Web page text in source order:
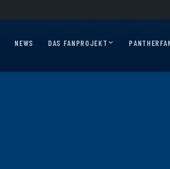
NEWS DAS FANPROJEKT
Express 2026/27?